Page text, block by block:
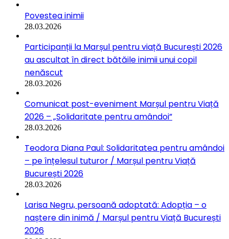
Povestea inimii
28.03.2026
Participanții la Marșul pentru viață București 2026
au ascultat în direct bătăile inimii unui copil
nenăscut
28.03.2026
Comunicat post-eveniment Marșul pentru Viață
2026 – „Solidaritate pentru amândoi”
28.03.2026
Teodora Diana Paul: Solidaritatea pentru amândoi
– pe înțelesul tuturor / Marșul pentru Viață
București 2026
28.03.2026
Larisa Negru, persoană adoptată: Adopția – o
naștere din inimă / Marșul pentru Viață București
2026